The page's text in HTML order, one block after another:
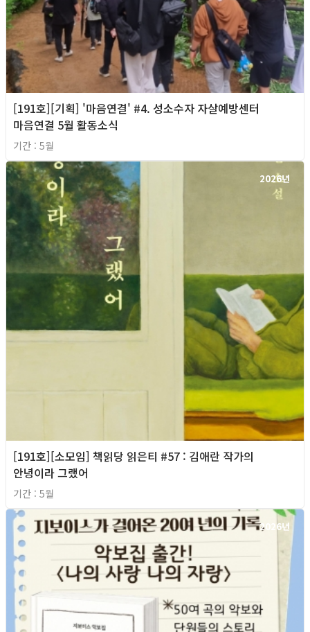
[191호][기획] '마음연결' #4. 성소수자 자살예방센터
마음연결 5월 활동소식
기간 : 5월
2026년
[191호][소모임] 책읽당 읽은티 #57 : 김애란 작가의
안녕이라 그랬어
기간 : 5월
2026년